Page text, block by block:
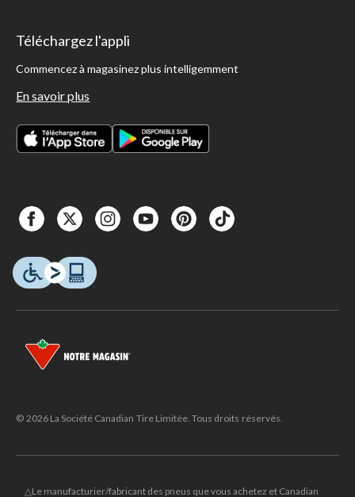
Téléchargez l'appli
Commencez à magasinez plus intelligemment
En savoir plus
© 2026 La Société Canadian Tire Limitée. Tous droits réservés.
△Le manufacturier/fabricant des pneus que vous achetez et Canadian